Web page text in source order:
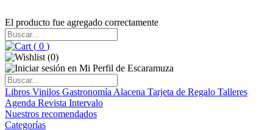
El producto fue agregado correctamente
( 0 )
(0)
Libros Vinilos Gastronomía Alacena Tarjeta de Regalo Talleres
Agenda Revista Intervalo
Nuestros recomendados
Categorías